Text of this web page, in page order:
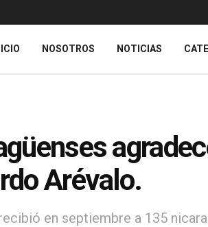
NOSOTROS NOTICIAS
Arévalo.
en septiembre a 135